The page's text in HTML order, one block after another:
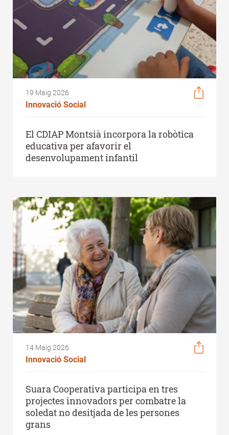
19 Maig 2026
Innovació Social
El CDIAP Montsià incorpora la robòtica
educativa per afavorir el
desenvolupament infantil
14 Maig 2026
Innovació Social
Suara Cooperativa participa en tres
projectes innovadors per combatre la
soledat no desitjada de les persones
grans